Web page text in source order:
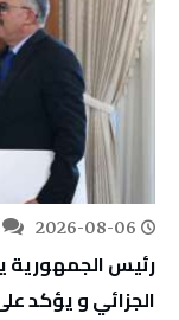
2026-08-06
رئيس الجمهورية
الجزائي و يؤكد